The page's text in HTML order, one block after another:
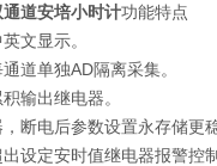
道安培小时计功能特点
文显示。
道单独AD隔离采集。
输出继电器。
断电后参数设置永存储更
设定安时值继电器报警控